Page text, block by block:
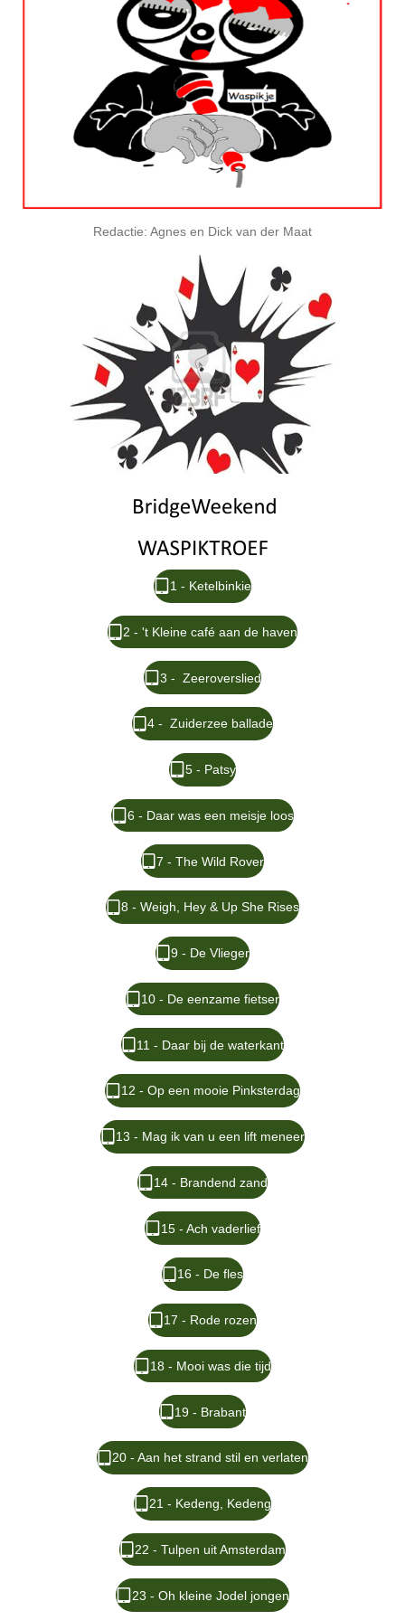
Redactie: Agnes en Dick van der Maat
1 - Ketelbinkie
2 - 't Kleine café aan de haven
3 - Zeeroverslied
4 - Zuiderzee ballade
5 - Patsy
6 - Daar was een meisje loos
7 - The Wild Rover
8 - Weigh, Hey & Up She Rises
9 - De Vlieger
10 - De eenzame fietser
11 - Daar bij de waterkant
12 - Op een mooie Pinksterdag
13 - Mag ik van u een lift meneer
14 - Brandend zand
15 - Ach vaderlief
16 - De fles
17 - Rode rozen
18 - Mooi was die tijd
19 - Brabant
20 - Aan het strand stil en verlaten
21 - Kedeng, Kedeng
22 - Tulpen uit Amsterdam
23 - Oh kleine Jodel jongen